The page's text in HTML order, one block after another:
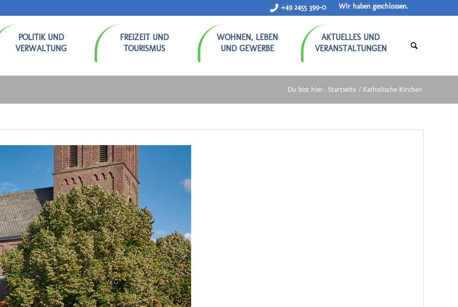
+49 2455 399-0 Wir haben geschlossen.
POLITIK UND
VERWALTUNG
FREIZEIT UND
TOURISMUS
WOHNEN, LEBEN
UND GEWERBE
AKTUELLES UND
VERANSTALTUNGEN
Du bist hier: Startseite / Katholische Kirchen